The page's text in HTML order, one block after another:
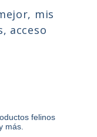
mis
acceso
felinos
más.